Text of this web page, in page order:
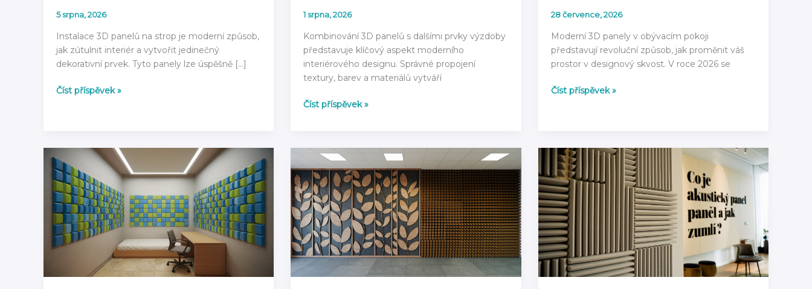
5 srpna, 2026
Instalace 3D panelů na strop je moderní způsob,
jak zútulnit interiér a vytvořit jedinečný
dekorativní prvek. Tyto panely lze úspěšně […]
3D
kompletní
návod
jak
instalovat
2026
Číst příspěvek »
1 srpna, 2026
Kombinování 3D panelů s dalšími prvky výzdoby
představuje klíčový aspekt moderního
interiérového designu. Správné propojení
textury, barev a materiálů vytváří
Jak
panely
dalšími
prvky
výzdoby
Číst příspěvek »
28 července, 2026
Moderní 3D panely v obývacím pokoji
představují revoluční způsob, jak proměnit váš
prostor v designový skvost. V roce 2026 se
3D
Pokoje
2026:
Moderní
Inspirace
Číst příspěvek »